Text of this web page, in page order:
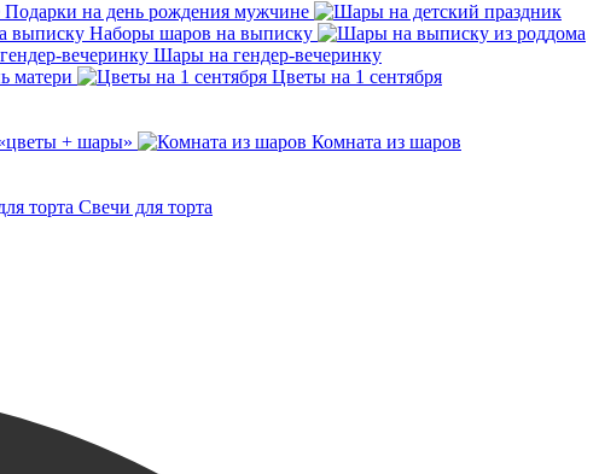
Подарки на день рождения мужчине
Наборы шаров на выписку
Шары на гендер-вечеринку
матери
Цветы на 1 сентября
+ шары»
Комната из шаров
Свечи для торта